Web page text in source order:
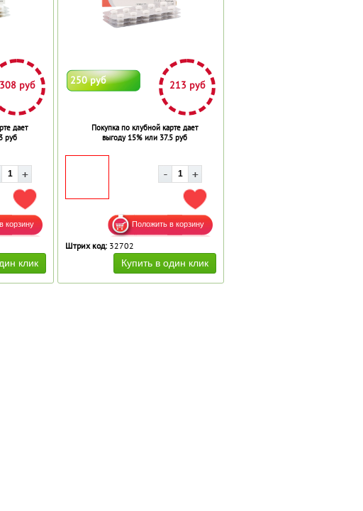
308 руб
дает
руб
ДОБАВИТЬ В ИЗБРАННОЕ
250 руб 213 руб
Покупка по клубной карте дает
выгоду 15% или 37.5 руб
ДОБАВИТЬ В ИЗБРАННОЕ
Штрих код: 32702